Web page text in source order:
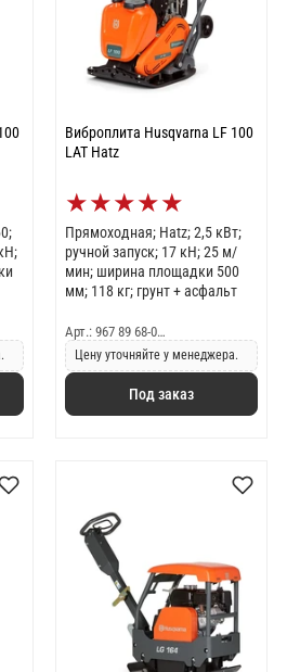
Виброплита Husqvarna LF 100
LAT Hatz
★★★★★
Прямоходная; Hatz; 2,5 кВт;
ручной запуск; 17 кН; 25 м/
мин; ширина площадки 500
мм; 118 кг; грунт + асфальт
Арт.: 967 89 68-0…
Цену уточняйте у менеджера.
Под заказ